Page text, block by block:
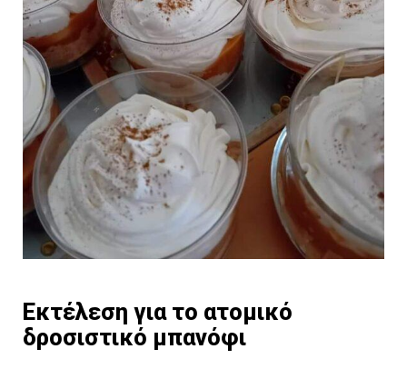
Εκτέλεση για το ατομικό
δροσιστικό μπανόφι